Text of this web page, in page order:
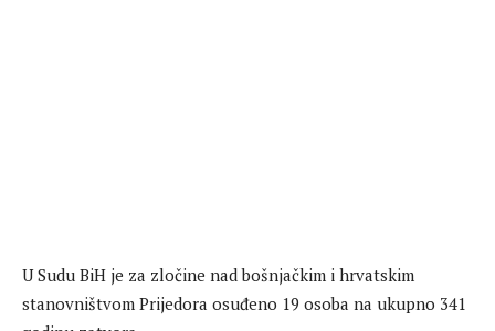
U Sudu BiH je za zločine nad bošnjačkim i hrvatskim
stanovništvom Prijedora osuđeno 19 osoba na ukupno 341